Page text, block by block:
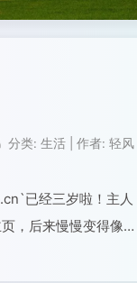
分类: 生活 作者: 轻风
已经三岁啦！主人
，后来慢慢变得像个